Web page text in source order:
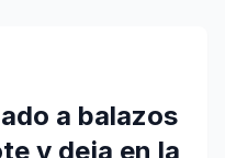
a balazos
y deja en la